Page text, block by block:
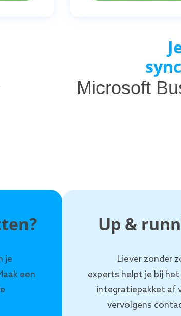
Microsoft
je
een
Up &
Liever zonder
experts helpt je bij
integratiepakket af
vervolgens